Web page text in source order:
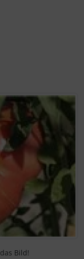
können Sie die
Bild!